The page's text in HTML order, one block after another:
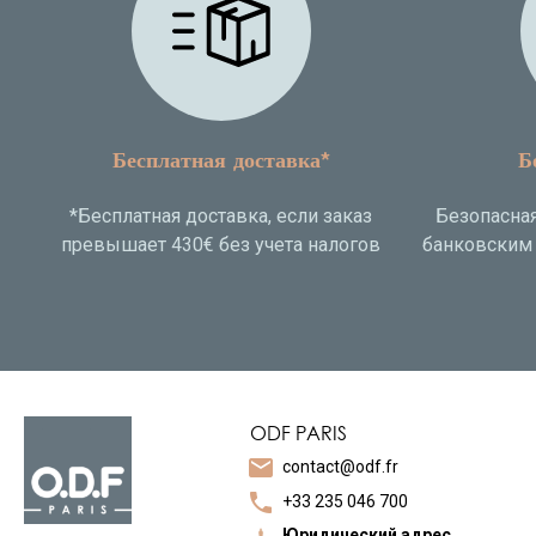
Бесплатная доставка*
*Бесплатная доставка, если заказ
превышает 430€ без учета налогов
ODF PARIS
mail contact@odf.fr
call
+33 235 046 700